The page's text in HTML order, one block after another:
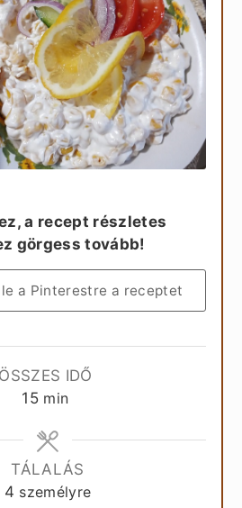
a recept részletes
görgess tovább!
a Pinterestre a receptet
ÖSSZES IDŐ
15perc
min
TÁLALÁS
4 személyre